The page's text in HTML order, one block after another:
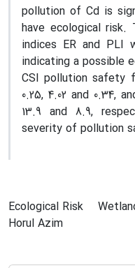
pollution of Cd is
have ecological risk.
indices ER and PLI
indicating a possible
CSI pollution safety
0.25, 4.02 and 0.34,
13.9 and 8.9,
severity of pollution
Ecological Risk
Horul Azim